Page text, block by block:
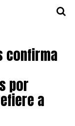
confirma
por
a